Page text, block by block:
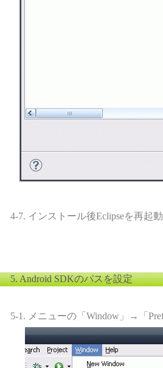
4-7. インストール後Eclipseを再起
5. Android SDKのパスを設定
5-1. メニューの「Window」→「